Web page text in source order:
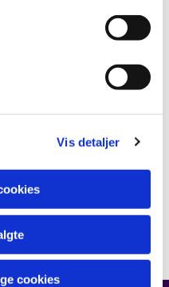
Vis detaljer
cookies